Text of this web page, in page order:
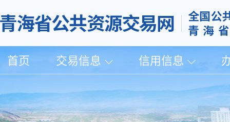
首页 交易信息 信用信息